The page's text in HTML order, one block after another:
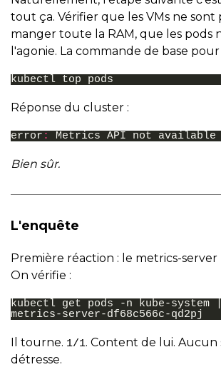
tout ça. Vérifier que les VMs ne sont
manger toute la RAM, que les pods
l'agonie. La commande de base pour
kubectl top
Réponse du cluster :
error : Metrics API not available
Bien sûr.
L'enquête
Première réaction : le metrics-
On vérifie :
kubectl get pods -n kube-system
metrics-server-df68c566c-qd2pj
Il tourne. 1/1. Content de lui. Aucun
détresse.